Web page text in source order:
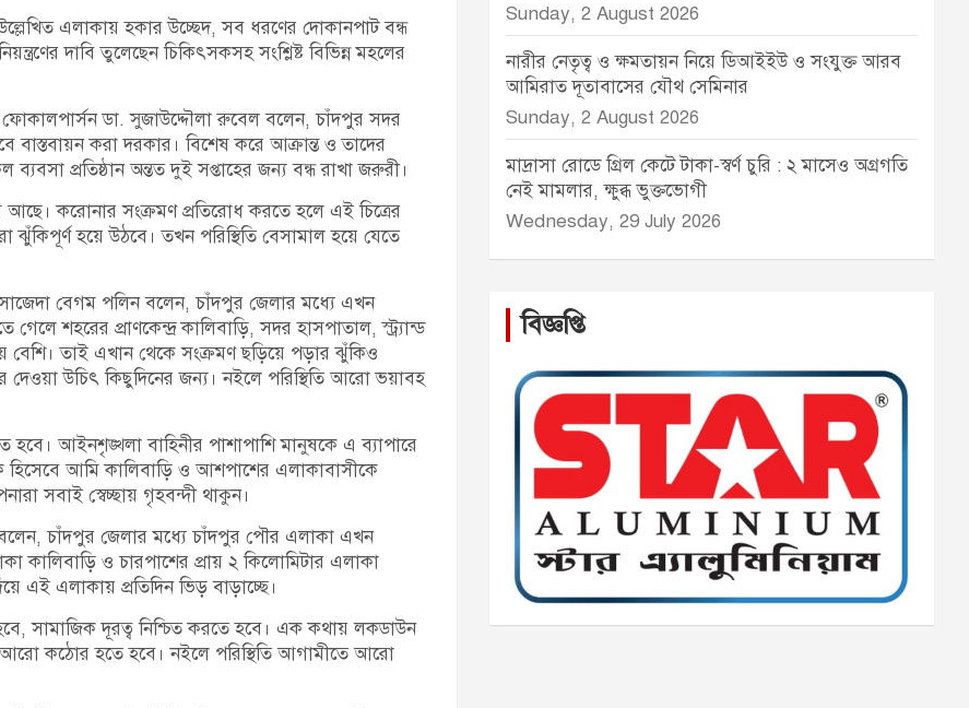
এলাকায় হকার উচ্ছেদ, সব ধরণের দোকানপাট বন্ধ
দাবি তুলেছেন চিকিৎসকসহ সংশ্লিষ্ট বিভিন্ন মহলের
ডা. সুজাউদ্দৌলা রুবেল বলেন, চাঁদপুর সদর
করা দরকার। বিশেষ করে আক্রান্ত ও তাদের
প্রতিষ্ঠান অন্তত দুই সপ্তাহের জন্য বন্ধ রাখা জরুরী।
করোনার সংক্রমণ প্রতিরোধ করতে হলে এই চিত্রের
হয়ে উঠবে। তখন পরিস্থিতি বেসামাল হয়ে যেতে
সাজেদা বেগম পলিন বলেন, চাঁদপুর জেলার মধ্যে এখন
শহরের প্রাণকেন্দ্র কালিবাড়ি, সদর হাসপাতাল, স্ট্র্যান্ড
বেশি। তাই এখান থেকে সংক্রমণ ছড়িয়ে পড়ার ঝুঁকিও
উচিৎ কিছুদিনের জন্য। নইলে পরিস্থিতি আরো ভয়াবহ
আইনশৃঙ্খলা বাহিনীর পাশাপাশি মানুষকে এ ব্যাপারে
আমি কালিবাড়ি ও আশপাশের এলাকাবাসীকে
সবাই স্বেচ্ছায় গৃহবন্দী থাকুন।
বলেন, চাঁদপুর জেলার মধ্যে চাঁদপুর পৌর এলাকা এখন
কালিবাড়ি ও চারপাশের প্রায় ২ কিলোমিটার এলাকা
এই এলাকায় প্রতিদিন ভিড় বাড়াচ্ছে।
সামাজিক দূরত্ব নিশ্চিত করতে হবে। এক কথায় লকডাউন
আরো কঠোর হতে হবে। নইলে পরিস্থিতি আগামীতে আরো
Sunday, 2 August 2026
নারীর নেতৃত্ব ও ক্ষমতায়ন নিয়ে ডিআইইউ ও সংযুক্ত আরব
আমিরাত দূতাবাসের যৌথ সেমিনার
Sunday, 2 August 2026
মাদ্রাসা রোডে গ্রিল কেটে টাকা-স্বর্ণ চুরি : ২ মাসেও অগ্রগতি
নেই মামলার, ক্ষুব্ধ ভুক্তভোগী
Wednesday, 29 July 2026
বিজ্ঞপ্তি